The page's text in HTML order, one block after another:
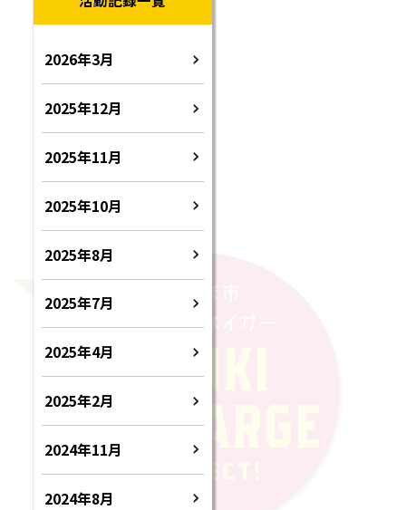
2026年3月
2025年12月
2025年11月
2025年10月
2025年8月
2025年7月
2025年4月
2025年2月
2024年11月
2024年8月